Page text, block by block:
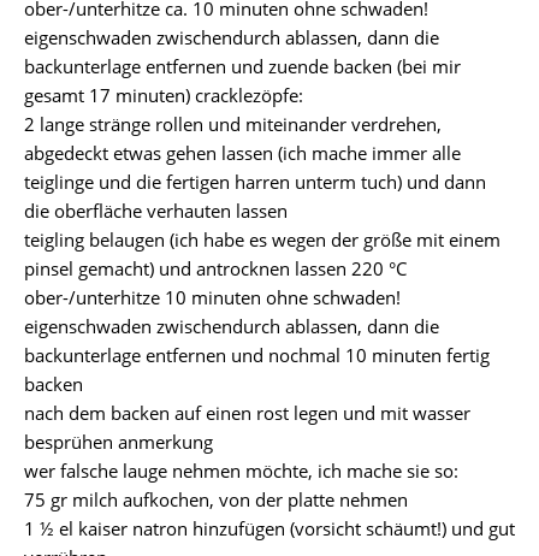
ober-/unterhitze ca. 10 minuten ohne schwaden!
eigenschwaden zwischendurch ablassen, dann die
backunterlage entfernen und zuende backen (bei mir
gesamt 17 minuten) cracklezöpfe:
2 lange stränge rollen und miteinander verdrehen,
abgedeckt etwas gehen lassen (ich mache immer alle
teiglinge und die fertigen harren unterm tuch) und dann
die oberfläche verhauten lassen
teigling belaugen (ich habe es wegen der größe mit einem
pinsel gemacht) und antrocknen lassen 220 °C
ober-/unterhitze 10 minuten ohne schwaden!
eigenschwaden zwischendurch ablassen, dann die
backunterlage entfernen und nochmal 10 minuten fertig
backen
nach dem backen auf einen rost legen und mit wasser
besprühen anmerkung
wer falsche lauge nehmen möchte, ich mache sie so:
75 gr milch aufkochen, von der platte nehmen
1 ½ el kaiser natron hinzufügen (vorsicht schäumt!) und gut